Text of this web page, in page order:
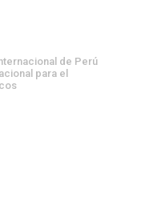
de Perú
para el